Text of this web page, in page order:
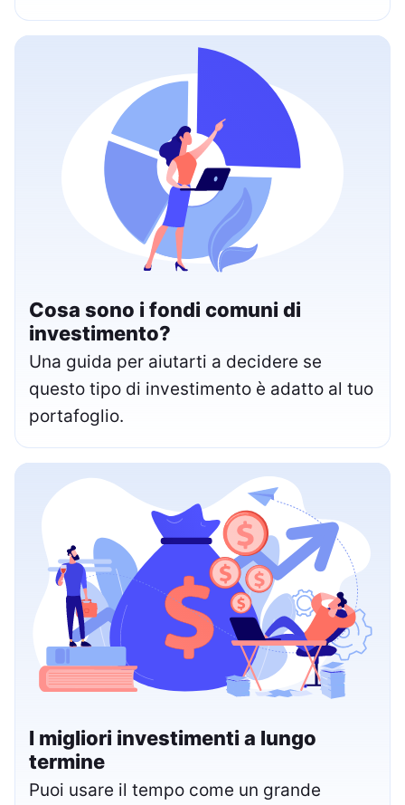
Cosa sono i fondi comuni di
investimento?
Una guida per aiutarti a decidere se
questo tipo di investimento è adatto al tuo
portafoglio.
I migliori investimenti a lungo
termine
Puoi usare il tempo come un grande